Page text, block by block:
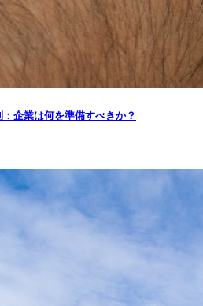
企業は何を準備すべきか？